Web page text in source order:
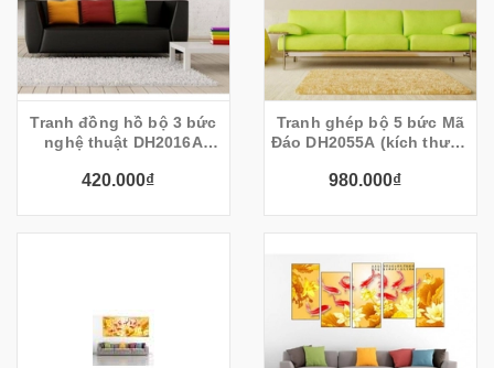
Tranh đồng hồ bộ 3 bức
nghệ thuật DH2016A
420.000₫
Tranh ghép bộ 5 bức Mã
Đáo DH2055A (kích thước
980.000₫